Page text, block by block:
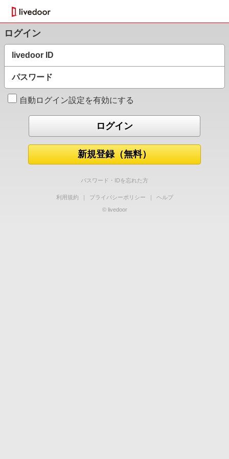
ログイン
livedoor ID
パスワード
自動ログイン設定を有効にする
新規登録（無料）
パスワード・IDを忘れた方
利用規約 ｜ プライバシーポリシー ｜
ヘルプ
© livedoor